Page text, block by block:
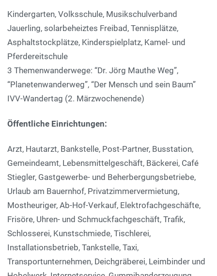
Kindergarten, Volksschule, Musikschulverband
Jauerling, solarbeheiztes Freibad, Tennisplätze,
Asphaltstockplätze, Kinderspielplatz, Kamel- und
Pferdereitschule
3 Themenwanderwege: “Dr. Jörg Mauthe Weg”,
“Planetenwanderweg”, “Der Mensch und sein Baum”
IVV-Wandertag (2. Märzwochenende)
Öffentliche Einrichtungen:
Arzt, Hautarzt, Bankstelle, Post-Partner, Busstation,
Gemeindeamt, Lebensmittelgeschäft, Bäckerei, Café
Stiegler, Gastgewerbe- und Beherbergungsbetriebe,
Urlaub am Bauernhof, Privatzimmervermietung,
Mostheuriger, Ab-Hof-Verkauf, Elektrofachgeschäfte,
Frisöre, Uhren- und Schmuckfachgeschäft, Trafik,
Schlosserei, Kunstschmiede, Tischlerei,
Installationsbetrieb, Tankstelle, Taxi,
Transportunternehmen, Deichgräberei, Leimbinder und